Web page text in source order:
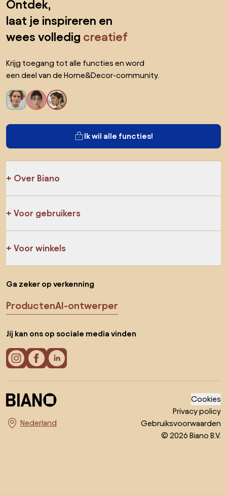
Ontdek,
laat je inspireren en
wees volledig creatief
Krijg toegang tot alle functies en word
een deel van de Home&Decor-community.
Ik wil alle functies!
Over Biano
Voor gebruikers
Voor winkels
Ga zeker op verkenning
ProductenAI-ontwerper
Jij kan ons op sociale media vinden
Kies land
Cookies
Privacy policy
Gebruiksvoorwaarden
© 2026 Biano B.V.